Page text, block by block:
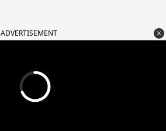
ADVERTISEMENT